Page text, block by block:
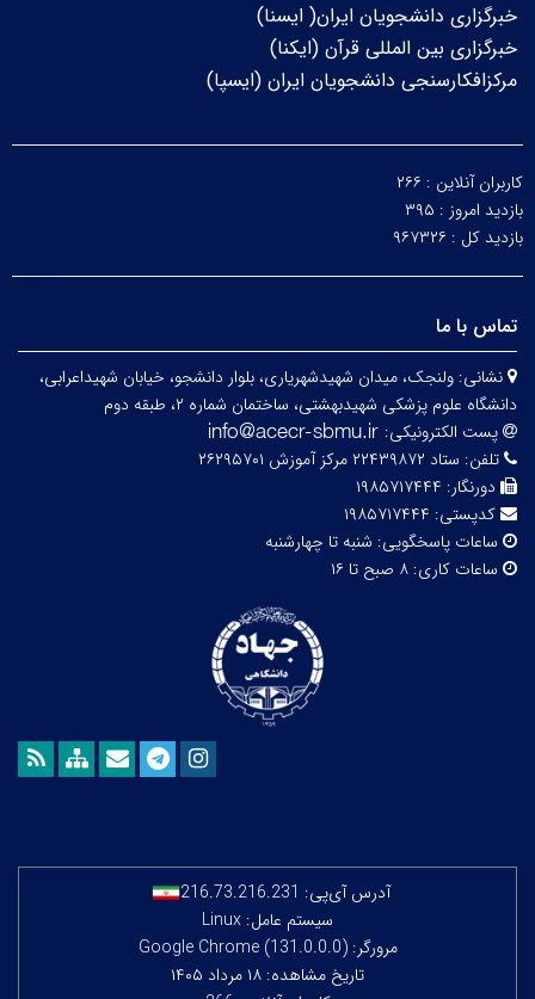
خبرگزاری دانشجویان ایران( ایسنا)
خبرگزاری بین المللی قرآن (ایکنا)
مرکزافکارسنجی دانشجویان ایران (ایسپا)
کاربران آنلاین : ۲۶۶
بازدید امروز : ۳۹۵
بازدید کل : ۹۶۷۳۲۶
تماس با ما
نشانی: ولنجک، میدان شهیدشهریاری، بلوار دانشجو، خیابان شهیداعرابی،
دانشگاه علوم پزشکی شهیدبهشتی، ساختمان شماره ۲، طبقه دوم
پست الکترونیکی:
تلفن: ستاد ۲۲۴۳۹۸۷۲ مرکز آموزش ۲۶۲۹۵۷۰۱
دورنگار: ۱۹۸۵۷۱۷۴۴۴
کدپستی: ۱۹۸۵۷۱۷۴۴۴
ساعات پاسخگویی: شنبه تا چهارشنبه
ساعات کاری: ۸ صبح تا ۱۶
آدرس آی‌پی: 216.73.216.231
سیستم عامل: Linux
مرورگر: Google Chrome (131.0.0.0)
تاریخ مشاهده: ۱۸ مرداد ۱۴۰۵